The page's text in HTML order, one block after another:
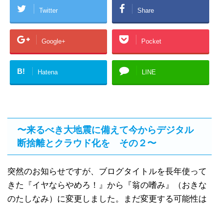
Twitter Share
Google+ Pocket
B! Hatena LINE
〜来るべき大地震に備えて今からデジタル
断捨離とクラウド化を その２〜
突然のお知らせですが、ブログタイトルを長年使って
きた『イヤならやめろ！』から『翁の嗜み』（おきな
のたしなみ）に変更しました。まだ変更する可能性は